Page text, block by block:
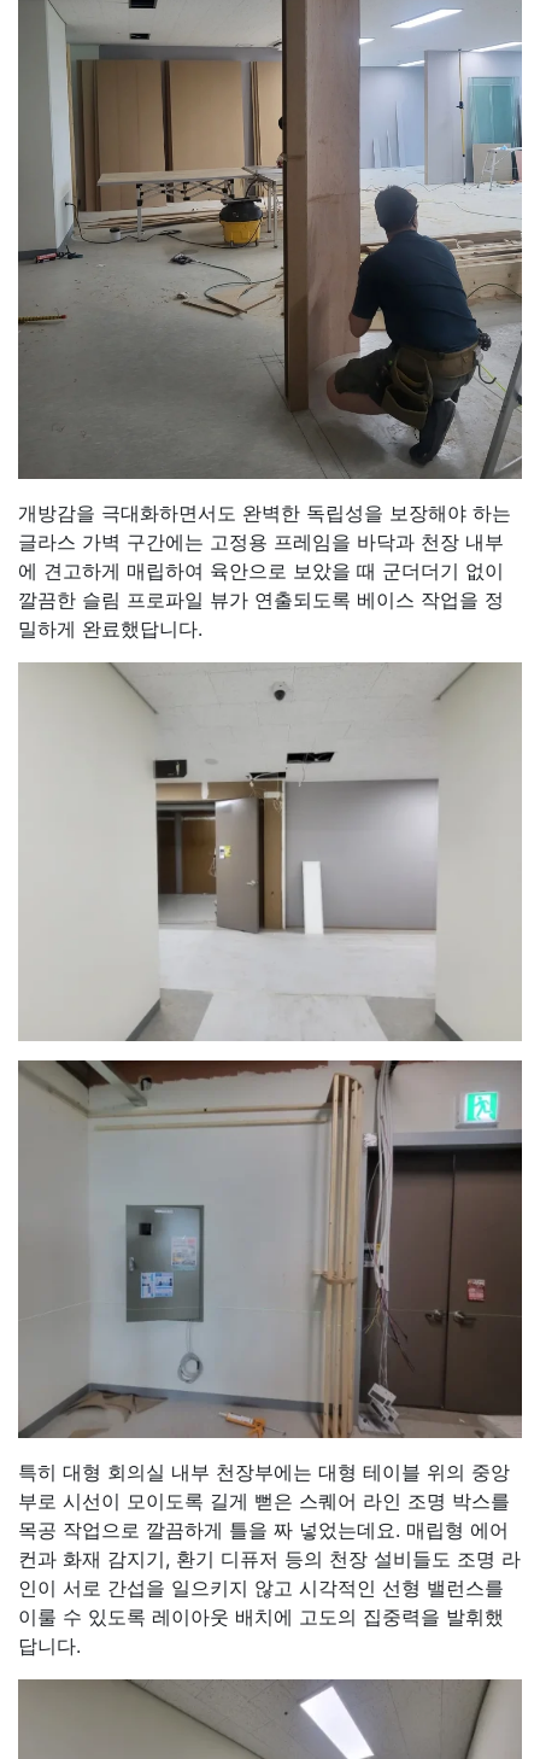
개방감을 극대화하면서도 완벽한 독립성을 보장해야 하는
글라스 가벽 구간에는 고정용 프레임을 바닥과 천장 내부
에 견고하게 매립하여 육안으로 보았을 때 군더더기 없이
깔끔한 슬림 프로파일 뷰가 연출되도록 베이스 작업을 정
밀하게 완료했답니다.
특히 대형 회의실 내부 천장부에는 대형 테이블 위의 중앙
부로 시선이 모이도록 길게 뻗은 스퀘어 라인 조명 박스를
목공 작업으로 깔끔하게 틀을 짜 넣었는데요. 매립형 에어
컨과 화재 감지기, 환기 디퓨저 등의 천장 설비들도 조명 라
인이 서로 간섭을 일으키지 않고 시각적인 선형 밸런스를
이룰 수 있도록 레이아웃 배치에 고도의 집중력을 발휘했
답니다.